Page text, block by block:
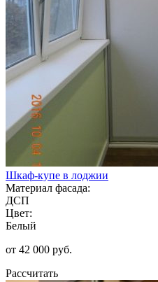
Шкаф-купе в лоджии
Материал фасада:
ДСП
Цвет:
Белый
от 42 000 руб.
Рассчитать